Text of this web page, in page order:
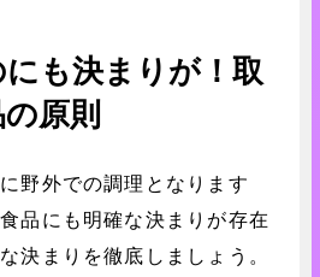
も決まりが！取
原則
野外での調理となります
品にも明確な決まりが存在
決まりを徹底しましょう。